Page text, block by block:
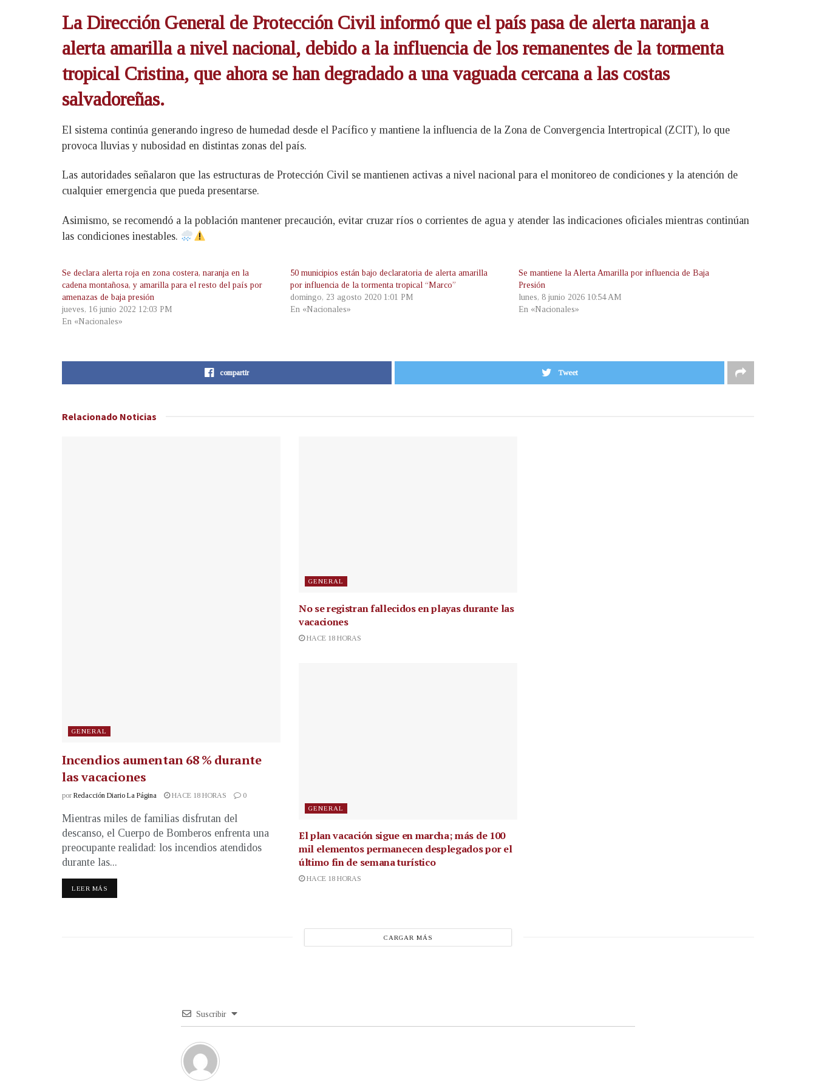
La Dirección General de Protección Civil informó que el país pasa de alerta naranja a
alerta amarilla a nivel nacional, debido a la influencia de los remanentes de la tormenta
tropical Cristina, que ahora se han degradado a una vaguada cercana a las costas
salvadoreñas.
El sistema continúa generando ingreso de humedad desde el Pacífico y mantiene la influencia de la Zona de Convergencia Intertropical (ZCIT), lo que
provoca lluvias y nubosidad en distintas zonas del país.
Las autoridades señalaron que las estructuras de Protección Civil se mantienen activas a nivel nacional para el monitoreo de condiciones y la atención de
cualquier emergencia que pueda presentarse.
Asimismo, se recomendó a la población mantener precaución, evitar cruzar ríos o corrientes de agua y atender las indicaciones oficiales mientras continúan
las condiciones inestables.
Se declara alerta roja en zona costera, naranja en la
cadena montañosa, y amarilla para el resto del país por
amenazas de baja presión
jueves, 16 junio 2022 12:03 PM
En «Nacionales»
50 municipios están bajo declaratoria de alerta amarilla
por influencia de la tormenta tropical “Marco”
domingo, 23 agosto 2020 1:01 PM
En «Nacionales»
Se mantiene la Alerta Amarilla por influencia de Baja
Presión
lunes, 8 junio 2026 10:54 AM
En «Nacionales»
compartir Tweet
Relacionado Noticias
GENERAL
Incendios aumentan 68 % durante
las vacaciones
por Redacción Diario La Página HACE 18 HORAS 0
Mientras miles de familias disfrutan del
descanso, el Cuerpo de Bomberos enfrenta una
preocupante realidad: los incendios atendidos
durante las...
LEER MÁS
GENERAL
No se registran fallecidos en playas durante las
vacaciones
HACE 18 HORAS
GENERAL
El plan vacación sigue en marcha; más de 100
mil elementos permanecen desplegados por el
último fin de semana turístico
HACE 18 HORAS
CARGAR MÁS
Suscribir